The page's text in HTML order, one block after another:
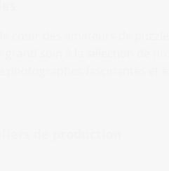
des amateurs de puzzles.
soin à la sélection de
photographes fascinantes et
de production